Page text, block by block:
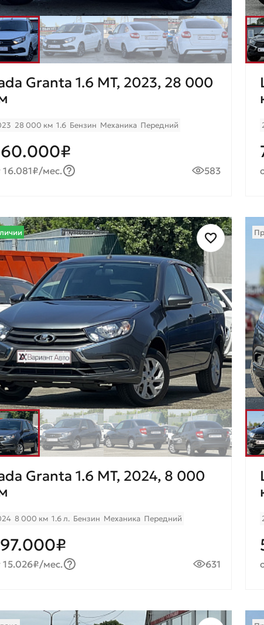
Granta 1.6 MT, 2023, 28 000
28 000 км 1.6 Бензин Механика Передний
16.081₽/мес. 583
Granta 1.6 МТ, 2024, 8 000
8 000 км 1.6 л. Бензин Механика Передний
15.026₽/мес. 631